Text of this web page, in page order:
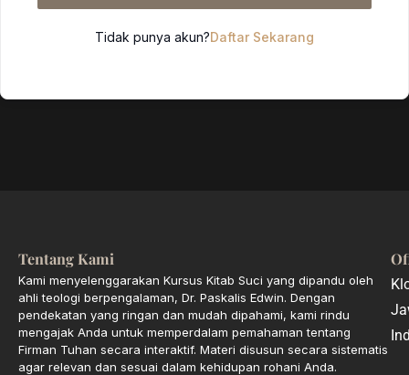
Tidak punya akun?Daftar Sekarang
Tentang Kami
Kami menyelenggarakan Kursus Kitab Suci yang dipandu oleh
ahli teologi berpengalaman, Dr. Paskalis Edwin. Dengan
pendekatan yang ringan dan mudah dipahami, kami rindu
mengajak Anda untuk memperdalam pemahaman tentang
Firman Tuhan secara interaktif. Materi disusun secara sistematis
agar relevan dan sesuai dalam kehidupan rohani Anda.